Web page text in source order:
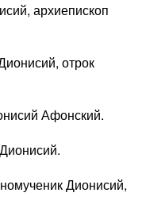
архиепископ
отрок
Афонский.
Дионисий,